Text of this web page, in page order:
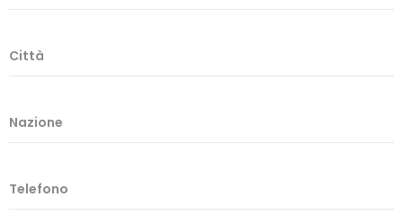
Città
Nazione
Telefono